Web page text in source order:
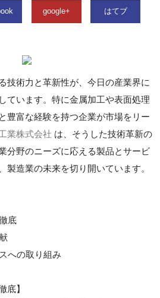
google+ はてブ
技術力と革新性が、今日の産業界に
ています。特に金属加工や表面処理
豊富な経験を持つ企業が市場をリー
業株式会社 は、そうした技術革新の
分野のニーズに応える製品とサービ
製造業の未来を切り開いています。
底
への取り組み
底】